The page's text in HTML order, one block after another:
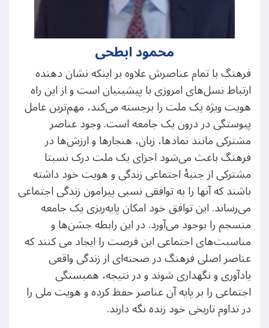
محمود ابطحی
فرهنگ با تمام عناصرش علاوه بر اینکه نشان دهنده
ارتباط نسل‌های امروزی با پیشینیان است و از این راه
هویت ویژه یک ملت را برجسته می‌کند، مهم‌ترین عامل
پیوستگی در درون یک جامعه است. وجود عناصر
مشترکی مانند نمادها، زبان، هنجارها و ارزش‌ها در
فرهنگ باعث می‌شود اجزای یک ملت درک نسبتا
مشترکی از جنبهٔ اجتماعی زندگی و هویت خود داشته
باشند که آنها را به توافقی نسبی پیرامون زندگی اجتماعی
می‌رساند. این توافق خود امکان پایه‌ریزی یک جامعه
منسجم را بوجود می‌آورد. در این رابطه جشن‌ها و
مناسبت‌های اجتماعی این فرصت را ایجاد می کنند که
عناصر اصلی فرهنگ در صحنه‌‌ای از زندگی واقعی
یادآوری و نگهداری شوند و در نتیجه، همبستگی
اجتماعی را بر پایه آن عناصر حفظ کرده و هویت ملی را
در تداوم تاریخی خود زنده نگه دارند.